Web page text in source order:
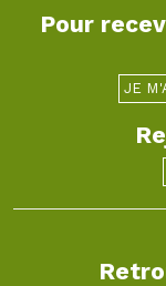
Pour
JE